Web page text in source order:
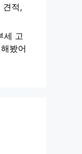
견적,
세 고
봤어